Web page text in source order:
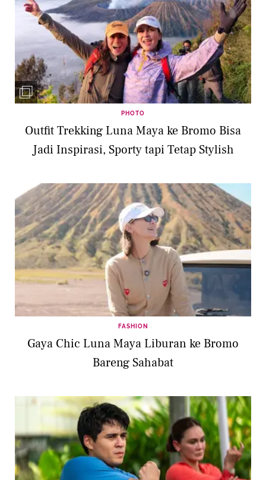
PHOTO
Outfit Trekking Luna Maya ke Bromo Bisa
Jadi Inspirasi, Sporty tapi Tetap Stylish
FASHION
Gaya Chic Luna Maya Liburan ke Bromo
Bareng Sahabat